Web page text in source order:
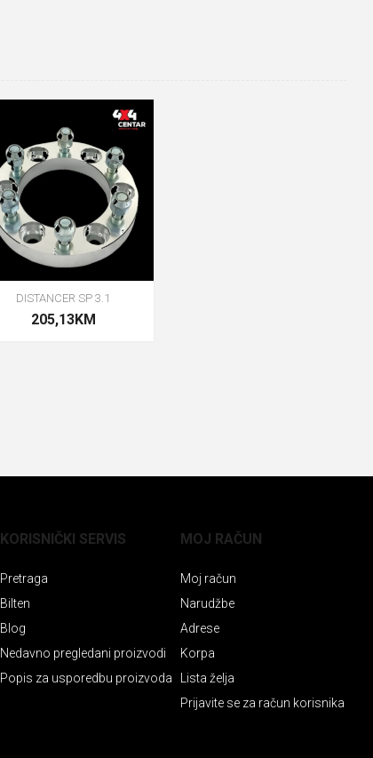
DISTANCER SP 3.1
205,13KM
KORISNIČKI SERVIS
Pretraga
Bilten
Blog
Nedavno pregledani proizvodi
Popis za usporedbu proizvoda
MOJ RAČUN
Moj račun
Narudžbe
Adrese
Korpa
Lista želja
Prijavite se za račun korisnika